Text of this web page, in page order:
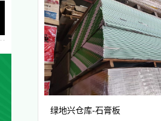
绿地兴仓库-石膏板